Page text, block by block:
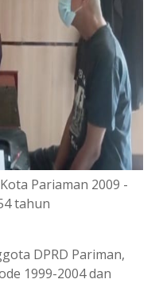
Pariaman 2009 -
tahun
DPRD Pariman,
1999-2004 dan